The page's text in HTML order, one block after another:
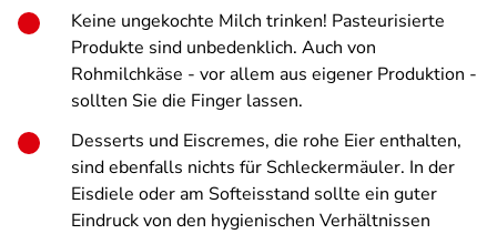
Keine ungekochte Milch trinken! Pasteurisierte
Produkte sind unbedenklich. Auch von
Rohmilchkäse - vor allem aus eigener Produktion -
sollten Sie die Finger lassen.
Desserts und Eiscremes, die rohe Eier enthalten,
sind ebenfalls nichts für Schleckermäuler. In der
Eisdiele oder am Softeisstand sollte ein guter
Eindruck von den hygienischen Verhältnissen